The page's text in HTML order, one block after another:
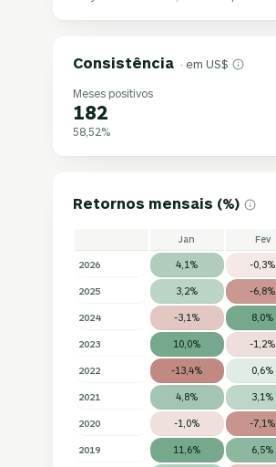
Consistência · em US$
Meses positivos
182
58,52%
Retornos mensais (%)
Jan Fev
2026 4,1% -0,3%
2025 3,2% -6,8%
2024 -3,1% 8,0%
2023 10,0% -1,2%
2022 -13,4% 0,6%
2021 4,8% 3,1%
2020 -1,0% -7,1%
2019 11,6% 6,5%